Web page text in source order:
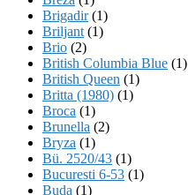
Brigadir(1)
Briljant (1)
Brio (2)
British Columbia Blue (1)
British Queen (1)
Britta (1980) (1)
Broca (1)
Brunella (2)
Bryza (1)
Bü. 2520/43 (1)
Bucuresti 6-53 (1)
Buda (1)